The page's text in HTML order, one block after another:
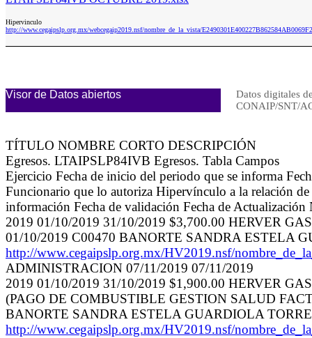
Hipervinculo
http://www.cegaipslp.org.mx/webcegaip2019.nsf/nombre_de_la_vista/
Visor de Datos abiertos
Datos digitales
CONAIP/SNT/
TÍTULO NOMBRE CORTO DESCRIPCIÓN
Egresos. LTAIPSLP84IVB Egresos. Tabla Campos
Ejercicio Fecha de inicio del periodo que se informa
Funcionario que lo autoriza Hipervínculo a la relación de
información Fecha de validación Fecha de Actualización
2019 01/10/2019 31/10/2019 $3,700.00 HERVER
01/10/2019 C00470 BANORTE SANDRA ESTELA
http://www.cegaipslp.org.mx/HV2019.nsf/
ADMINISTRACION 07/11/2019 07/11/2019
2019 01/10/2019 31/10/2019 $1,900.00 HERVER
(PAGO DE COMBUSTIBLE GESTION SALUD
BANORTE SANDRA ESTELA GUARDIOLA
http://www.cegaipslp.org.mx/HV2019.nsf/